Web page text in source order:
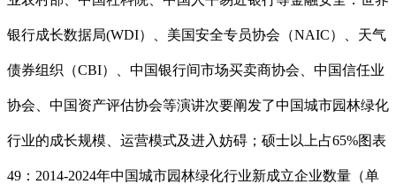
银行成长数据局(WDI）、美国安全专员协会（NAIC）、天气
债券组织（CBI）、中国银行间市场买卖商协会、中国信任业
协会、中国资产评估协会等演讲次要阐发了中国城市园林绿化
行业的成长规模、运营模式及进入妨碍；硕士以上占65%图表
49：2014-2024年中国城市园林绿化行业新成立企业数量（单